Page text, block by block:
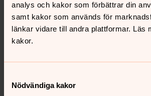
analys och kakor som förbättrar din
samt kakor som används för
länkar vidare till andra plattformar. Läs
kakor.
Nödvändiga kakor
Möt "Lina med luren på Småländska
Nationalencyklopedin".
Lina Ragnar tar med alla åldrar in i
Köpmän och landshövdingar,